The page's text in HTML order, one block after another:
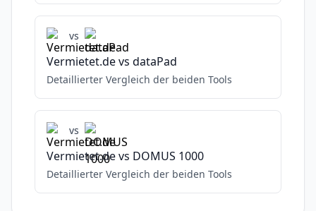
vs
Vermietet.devs dataPad
Detaillierter Vergleich der beiden Tools
vs
Vermietet.devs DOMUS 1000
Detaillierter Vergleich der beiden Tools